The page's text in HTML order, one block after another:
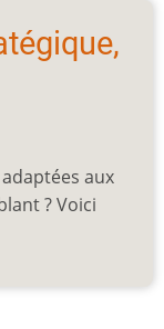
adaptées aux
? Voici